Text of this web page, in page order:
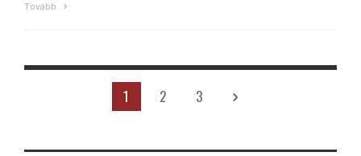
Tovább
1 2 3